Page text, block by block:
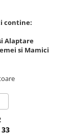
contine:
Alaptare
si Mamici